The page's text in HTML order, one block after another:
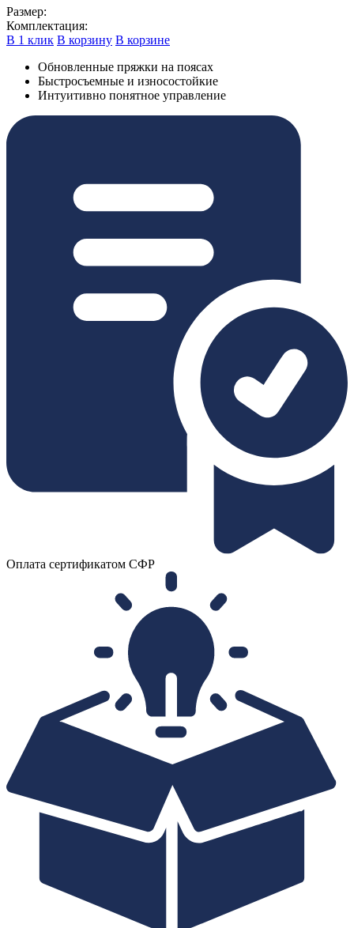
Размер:
Комплектация:
В 1 клик В корзину В корзине
Обновленные пряжки на поясах
Быстросъемные и износостойкие
Интуитивно понятное управление
Оплата сертификатом СФР